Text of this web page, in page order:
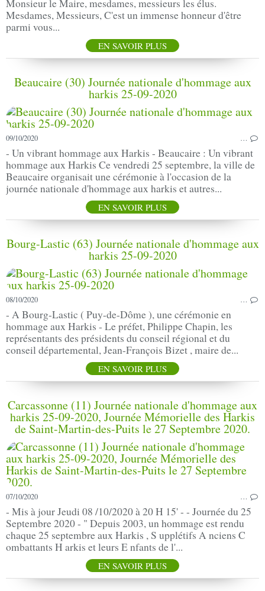
Monsieur le Maire, mesdames, messieurs les élus.
Mesdames, Messieurs, C'est un immense honneur d'être
parmi vous...
EN SAVOIR PLUS
Beaucaire (30) Journée nationale d'hommage aux
harkis 25-09-2020
09/10/2020 …
- Un vibrant hommage aux Harkis - Beaucaire : Un vibrant
hommage aux Harkis Ce vendredi 25 septembre, la ville de
Beaucaire organisait une cérémonie à l'occasion de la
journée nationale d'hommage aux harkis et autres...
EN SAVOIR PLUS
Bourg-Lastic (63) Journée nationale d'hommage aux
harkis 25-09-2020
08/10/2020 …
- A Bourg-Lastic ( Puy-de-Dôme ), une cérémonie en
hommage aux Harkis - Le préfet, Philippe Chapin, les
représentants des présidents du conseil régional et du
conseil départemental, Jean-François Bizet , maire de...
EN SAVOIR PLUS
Carcassonne (11) Journée nationale d'hommage aux
harkis 25-09-2020, Journée Mémorielle des Harkis
de Saint-Martin-des-Puits le 27 Septembre 2020.
07/10/2020 …
- Mis à jour Jeudi 08 /10/2020 à 20 H 15' - - Journée du 25
Septembre 2020 - " Depuis 2003, un hommage est rendu
chaque 25 septembre aux Harkis , S upplétifs A nciens C
ombattants H arkis et leurs E nfants de l'...
EN SAVOIR PLUS